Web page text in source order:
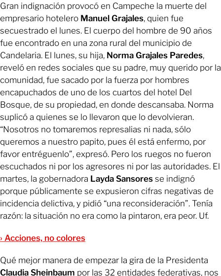
Gran indignación provocó en Campeche la muerte del
empresario hotelero Manuel Grajales, quien fue
secuestrado el lunes. El cuerpo del hombre de 90 años
fue encontrado en una zona rural del municipio de
Candelaria. El lunes, su hija, Norma Grajales Paredes,
reveló en redes sociales que su padre, muy querido por la
comunidad, fue sacado por la fuerza por hombres
encapuchados de uno de los cuartos del hotel Del
Bosque, de su propiedad, en donde descansaba. Norma
suplicó a quienes se lo llevaron que lo devolvieran.
“Nosotros no tomaremos represalias ni nada, sólo
queremos a nuestro papito, pues él está enfermo, por
favor entréguenlo”, expresó. Pero los ruegos no fueron
escuchados ni por los agresores ni por las autoridades. El
martes, la gobernadora Layda Sansores se indignó
porque públicamente se expusieron cifras negativas de
incidencia delictiva, y pidió “una reconsideración”. Tenía
razón: la situación no era como la pintaron, era peor. Uf.
› Acciones, no colores
Qué mejor manera de empezar la gira de la Presidenta
Claudia Sheinbaum por las 32 entidades federativas, nos